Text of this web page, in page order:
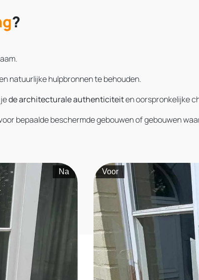
?
natuurlijke hulpbronnen te behouden.
de architecturale authenticiteiten oorspronkelijke
bepaalde beschermde gebouwen of gebouwen
Na Voor